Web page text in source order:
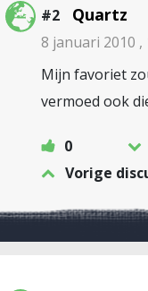
#2 Quartz
8 januari 2010 ,
Mijn favoriet
vermoed ook
0
Vorige